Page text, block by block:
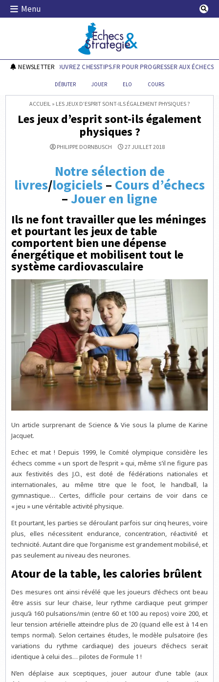
Skip
Menu
Echecs & Stratégie
NEWSLETTERDÉCOUVREZ CHESSTIPS.FR POUR PROGRESSER AUX ÉCHECS !
DÉBUTER JOUER ELO COURS
ACCUEIL » LES JEUX D’ESPRIT SONT-ILS ÉGALEMENT PHYSIQUES ?
Les jeux d’esprit sont-ils également
physiques ?
PHILIPPE DORNBUSCH 27 JUILLET 2018
Notre sélection de
livres/logiciels– Cours d’échecs
–Jouer en ligne
Ils ne font travailler que les méninges
et pourtant les jeux de table
comportent bien une dépense
énergétique et mobilisent tout le
système cardiovasculaire
Un article surprenant de Science & Vie sous la plume de Karine
Jacquet.
Echec et mat ! Depuis 1999, le Comité olympique considère les
échecs comme « un sport de l’esprit » qui, même s’il ne figure pas
aux festivités des J.O., est doté de fédérations nationales et
internationales, au même titre que le foot, le handball, la
gymnastique… Certes, difficile pour certains de voir dans ce
« jeu » une véritable activité physique.
Et pourtant, les parties se déroulant parfois sur cinq heures, voire
plus, elles nécessitent endurance, concentration, réactivité et
technicité. Autant dire que l’organisme est grandement mobilisé, et
pas seulement au niveau des neurones.
Atour de la table, les calories brûlent
Des mesures ont ainsi révélé que les joueurs d’échecs ont beau
être assis sur leur chaise, leur rythme cardiaque peut grimper
jusqu’à 160 pulsations/min (entre 60 et 100 au repos) voire 200, et
leur tension artérielle atteindre plus de 20 (quand elle est à 14 en
temps normal). Selon certaines études, le modèle pulsatoire (les
variations du rythme cardiaque) des joueurs d’échecs serait
identique à celui des… pilotes de Formule 1 !
N’en déplaise aux sceptiques, jouer autour d’une table (aux